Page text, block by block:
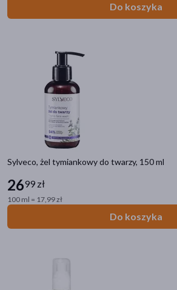
Do koszyka
Sylveco, żel tymiankowy do twarzy, 150 ml
2699 zł
100 ml = 17,99 zł
Do koszyka
Kategorie produktów
Do poprzedniej kategorii
Kosmetyki naturalne
Naturalne kosmetyki do włosów
Naturalne kosmetyki do ciała
Filtry